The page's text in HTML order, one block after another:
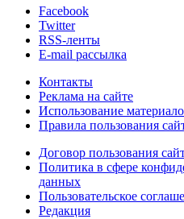
Facebook
Twitter
RSS-ленты
E-mail рассылка
Контакты
Реклама на сайте
Использование
Правила пользования
Договор пользования
Политика в сфере
данных
Пользовательское
Редакция